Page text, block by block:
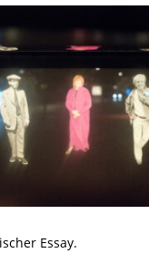
Essay.